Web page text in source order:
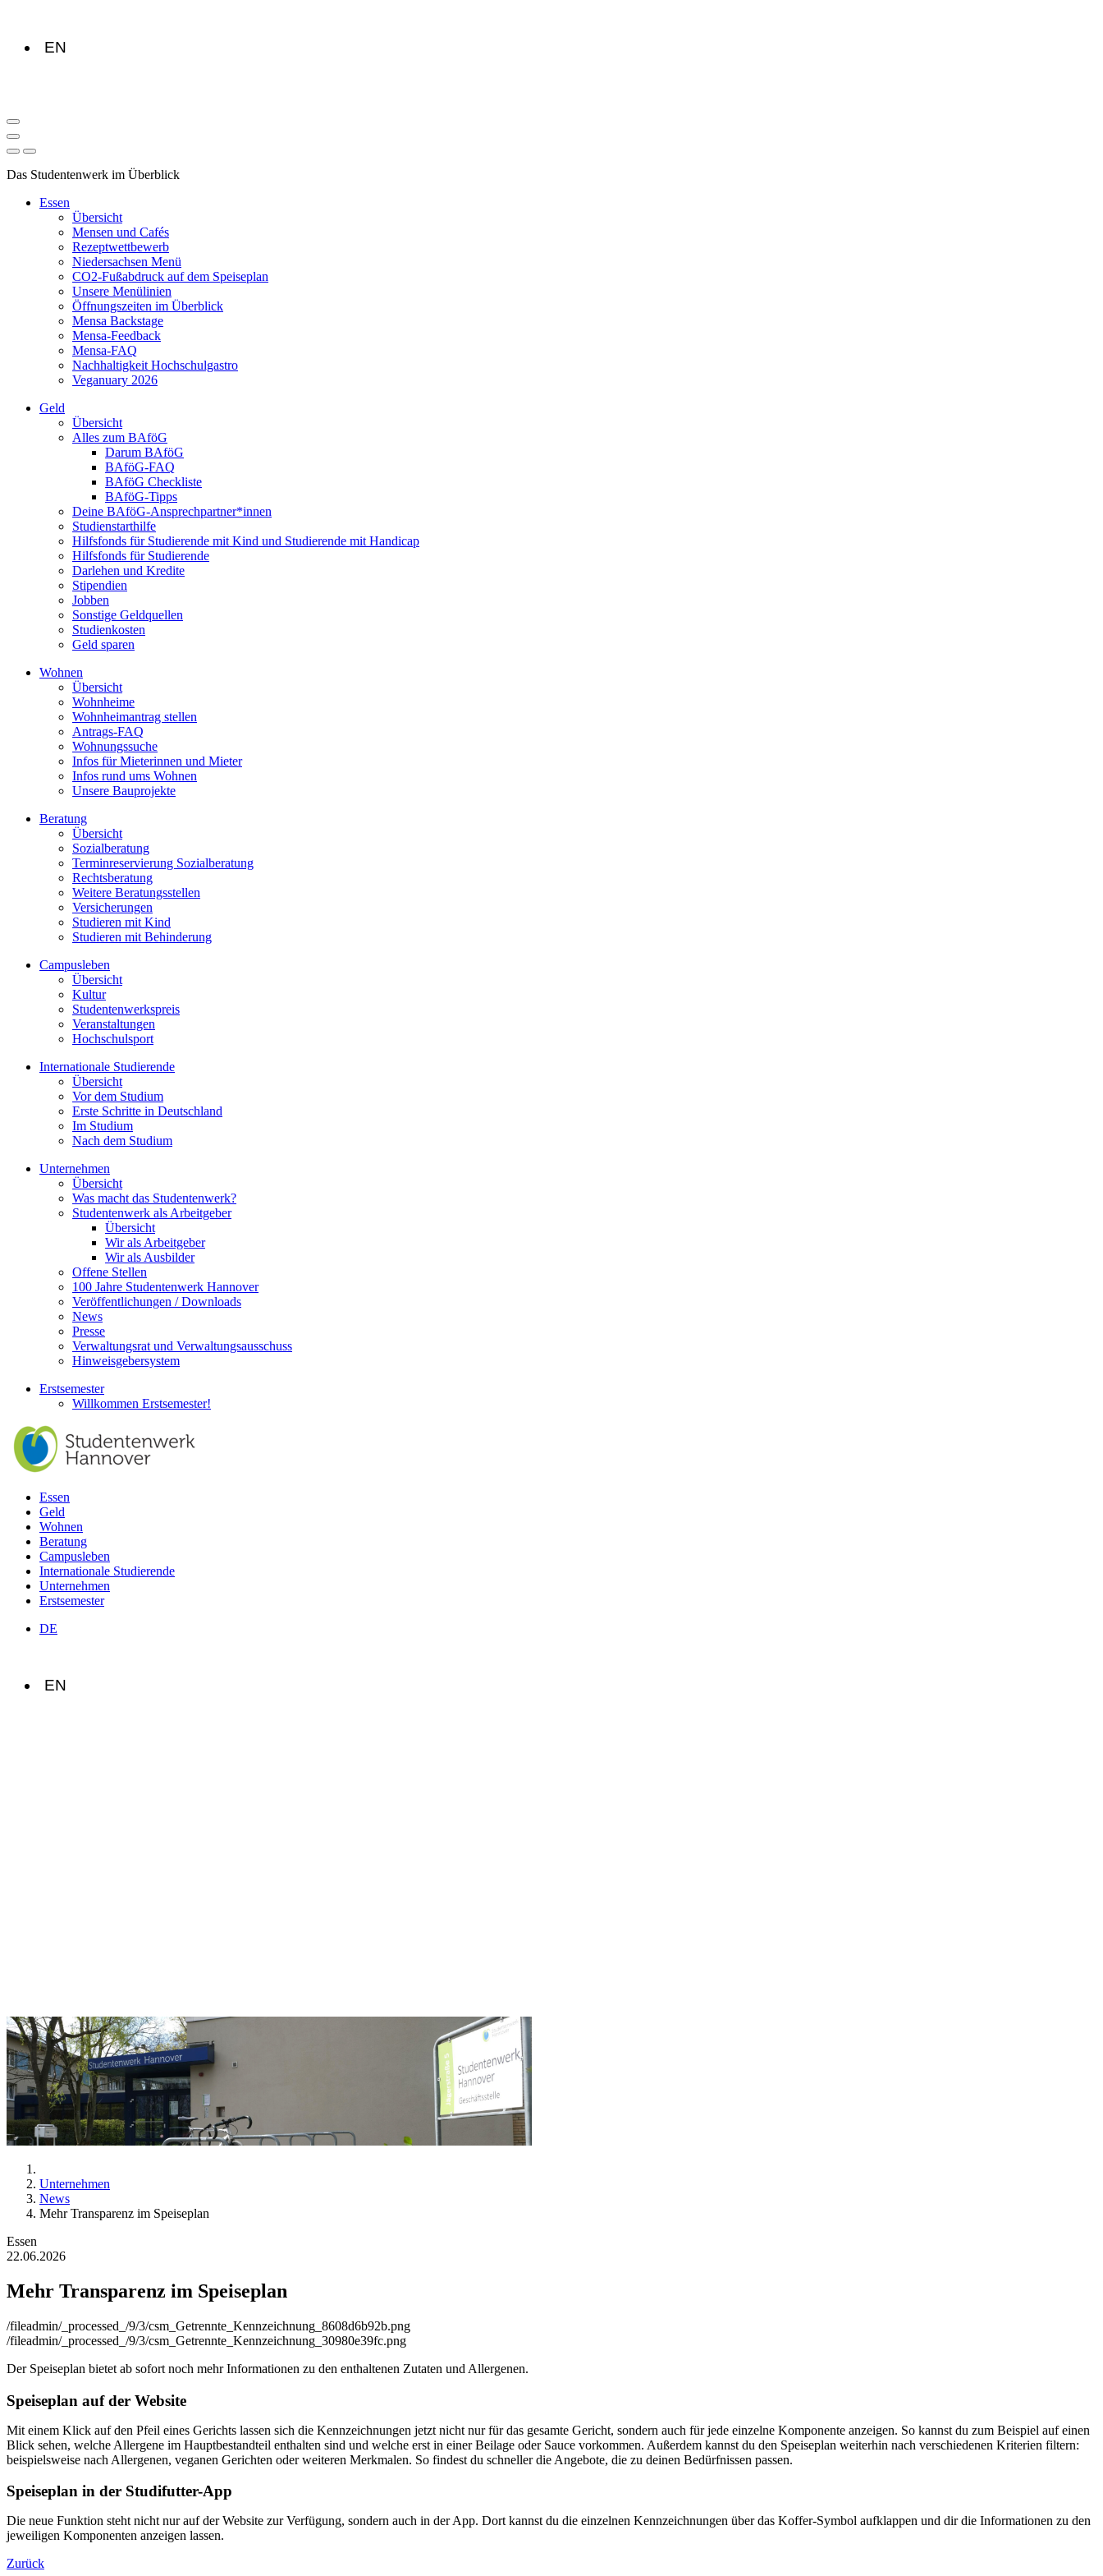
EN
Das Studentenwerk im Überblick
Essen
Übersicht
Mensen und Cafés
Rezeptwettbewerb
Niedersachsen Menü
CO2-Fußabdruck auf dem Speiseplan
Unsere Menülinien
Öffnungszeiten im Überblick
Mensa Backstage
Mensa-Feedback
Mensa-FAQ
Nachhaltigkeit Hochschulgastro
Veganuary 2026
Geld
Übersicht
Alles zum BAföG
Darum BAföG
BAföG-FAQ
BAföG Checkliste
BAföG-Tipps
Deine BAföG-Ansprechpartner*innen
Studienstarthilfe
Hilfsfonds für Studierende mit Kind und Studierende mit Handicap
Hilfsfonds für Studierende
Darlehen und Kredite
Stipendien
Jobben
Sonstige Geldquellen
Studienkosten
Geld sparen
Wohnen
Übersicht
Wohnheime
Wohnheimantrag stellen
Antrags-FAQ
Wohnungssuche
Infos für Mieterinnen und Mieter
Infos rund ums Wohnen
Unsere Bauprojekte
Beratung
Übersicht
Sozialberatung
Terminreservierung Sozialberatung
Rechtsberatung
Weitere Beratungsstellen
Versicherungen
Studieren mit Kind
Studieren mit Behinderung
Campusleben
Übersicht
Kultur
Studentenwerkspreis
Veranstaltungen
Hochschulsport
Internationale Studierende
Übersicht
Vor dem Studium
Erste Schritte in Deutschland
Im Studium
Nach dem Studium
Unternehmen
Übersicht
Was macht das Studentenwerk?
Studentenwerk als Arbeitgeber
Übersicht
Wir als Arbeitgeber
Wir als Ausbilder
Offene Stellen
100 Jahre Studentenwerk Hannover
Veröffentlichungen / Downloads
News
Presse
Verwaltungsrat und Verwaltungsausschuss
Hinweisgebersystem
Erstsemester
Willkommen Erstsemester!
Essen
Geld
Wohnen
Beratung
Campusleben
Internationale Studierende
Unternehmen
Erstsemester
DE
EN
Unternehmen
News
Mehr Transparenz im Speiseplan
Essen
22.06.2026
Mehr Transparenz im Speiseplan
/fileadmin/_processed_/9/3/csm_Getrennte_Kennzeichnung_8608d6b92b.png
/fileadmin/_processed_/9/3/csm_Getrennte_Kennzeichnung_30980e39fc.png
Der Speiseplan bietet ab sofort noch mehr Informationen zu den enthaltenen Zutaten und Allergenen.
Speiseplan auf der Website
Mit einem Klick auf den Pfeil eines Gerichts lassen sich die Kennzeichnungen jetzt nicht nur für das gesamte Gericht, sondern auch für jede einzelne Komponente anzeigen. So kannst du zum Beispiel auf einen
Blick sehen, welche Allergene im Hauptbestandteil enthalten sind und welche erst in einer Beilage oder Sauce vorkommen. Außerdem kannst du den Speiseplan weiterhin nach verschiedenen Kriterien filtern:
beispielsweise nach Allergenen, veganen Gerichten oder weiteren Merkmalen. So findest du schneller die Angebote, die zu deinen Bedürfnissen passen.
Speiseplan in der Studifutter-App
Die neue Funktion steht nicht nur auf der Website zur Verfügung, sondern auch in der App. Dort kannst du die einzelnen Kennzeichnungen über das Koffer-Symbol aufklappen und dir die Informationen zu den
jeweiligen Komponenten anzeigen lassen.
Zurück